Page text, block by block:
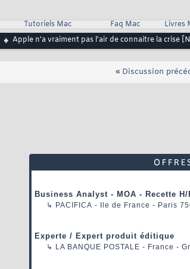
Tutoriels Mac Faq Mac Livres
Apple n'a vraiment pas l'air de connaitre la crise
« Discussion
Business Analyst - MOA - Recette H/
↳ PACIFICA - Ile de France - Paris
Experte / Expert produit éditique
↳ LA BANQUE POSTALE - France -